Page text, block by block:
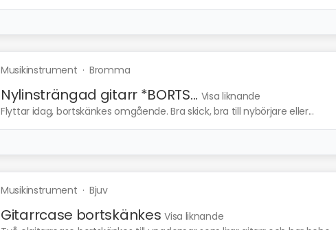
Musikinstrument · Bromma
Nylinsträngad gitarr *BORTS... Visa liknande
Flyttar idag, bortskänkes omgående. Bra skick, bra till nybörjare eller...
Musikinstrument · Bjuv
Gitarrcase bortskänkes Visa liknande